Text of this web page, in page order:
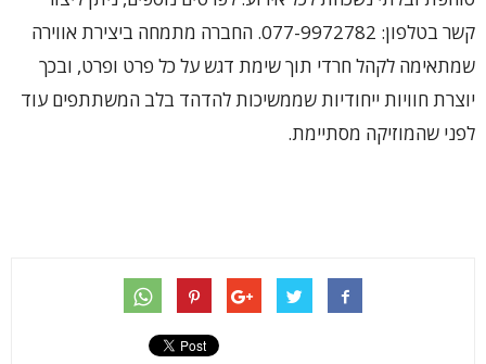
קשר בטלפון: 077-9972782. החברה מתמחה ביצירת אווירה
שמתאימה לקהל חרדי תוך שימת דגש על כל פרט ופרט, ובכך
יוצרת חוויות ייחודיות שממשיכות להדהד בלב המשתתפים עוד
לפני שהמוזיקה מסתיימת.